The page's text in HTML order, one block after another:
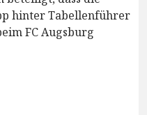
hinter Tabellenführer
FC Augsburg